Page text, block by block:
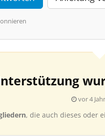
vor 4
, die auch dieses oder